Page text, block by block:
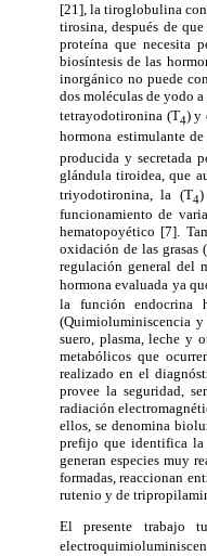
[21], la tiroglobulina
tirosina, después de
proteína que necesita
biosíntesis de las
inorgánico no puede
dos moléculas de yodo
tetrayodotironina (T4) y
hormona estimulante
producida y secretada
glándula tiroidea, que
triyodotironina, la (T4)
funcionamiento de
hematopoyético [7].
oxidación de las grasas
regulación general del
hormona evaluada ya
la función endocrina
(Quimioluminiscencia
suero, plasma, leche y
metabólicos que
realizado en el
provee la seguridad,
radiación
ellos, se denomina
prefijo que identifica la
generan especies muy
formadas, reaccionan
rutenio y de
El presente trabajo